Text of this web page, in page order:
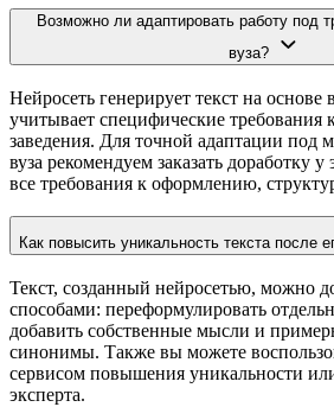
Возможно ли адаптировать работу под
вуза?
Нейросеть генерирует текст на основе
учитывает специфические требования
заведения. Для точной адаптации под
вуза рекомендуем заказать доработку
все требования к оформлению,
Как повысить уникальность текста после
Текст, созданный нейросетью, можно
способами: переформулировать
добавить собственные мысли и
синонимы. Также вы можете
сервисом повышения уникальности или
эксперта.